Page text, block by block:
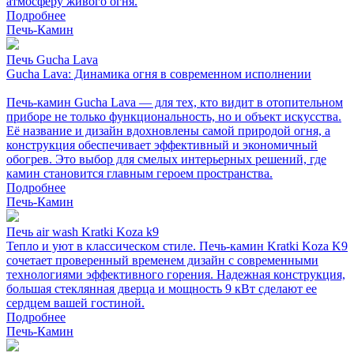
Подробнее
Печь-Камин
Печь Gucha Lava
Gucha Lava: Динамика огня в современном исполнении
Печь-камин Gucha Lava — для тех, кто видит в отопительном
приборе не только функциональность, но и объект искусства.
Её название и дизайн вдохновлены самой природой огня, а
конструкция обеспечивает эффективный и экономичный
обогрев. Это выбор для смелых интерьерных решений, где
камин становится главным героем пространства.
Подробнее
Печь-Камин
Печь air wash Kratki Koza k9
Тепло и уют в классическом стиле. Печь-камин Kratki Koza K9
сочетает проверенный временем дизайн с современными
технологиями эффективного горения. Надежная конструкция,
большая стеклянная дверца и мощность 9 кВт сделают ее
сердцем вашей гостиной.
Подробнее
Печь-Камин